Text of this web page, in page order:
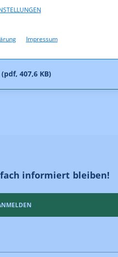
Impressum
407,6 KB)
informiert bleiben!